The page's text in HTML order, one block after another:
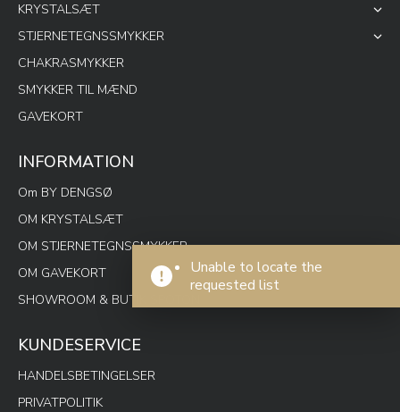
Unable to locate the
requested list
KRYSTALSÆT
STJERNETEGNSSMYKKER
CHAKRASMYKKER
SMYKKER TIL MÆND
GAVEKORT
INFORMATION
Om BY DENGSØ
OM KRYSTALSÆT
OM STJERNETEGNSSMYKKER
OM GAVEKORT
SHOWROOM & BUTIK SPOTON
KUNDESERVICE
HANDELSBETINGELSER
PRIVATPOLITIK